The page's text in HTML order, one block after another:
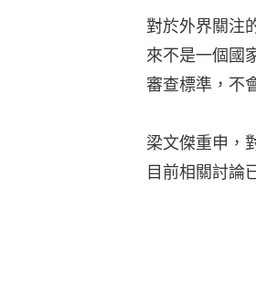
對於外界關注
來不是一個國
審查標準，不
梁文傑重申，
目前相關討論